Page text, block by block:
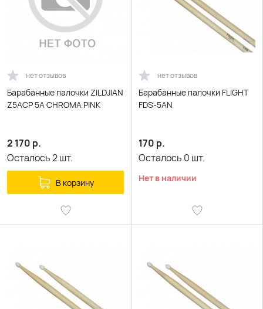
нет отзывов
Барабанные палочки ZILDJIAN
Z5ACP 5A CHROMA PINK
2 170 р.
Осталось2шт.
В корзину
нет отзывов
Барабанные палочки FLIGHT
FDS-5AN
170 р.
Осталось 0 шт.
Нет в наличии